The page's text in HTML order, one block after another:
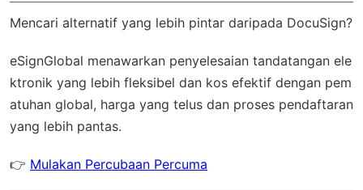
Mencari alternatif yang lebih pintar daripada DocuSign?
eSignGlobal menawarkan penyelesaian tandatangan ele
ktronik yang lebih fleksibel dan kos efektif dengan pem
atuhan global, harga yang telus dan proses pendaftaran
yang lebih pantas.
👉 Mulakan Percubaan Percuma